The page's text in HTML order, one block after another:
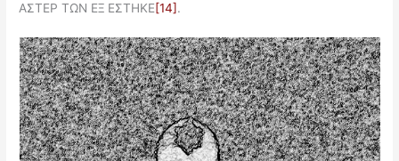
ΑΣΤΕΡ ΤΩΝ ΕΞ ΕΣΤΗΚΕ[14].